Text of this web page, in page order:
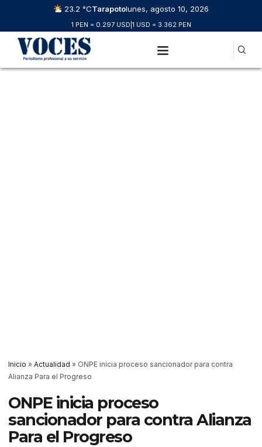
23.2 °CTarapotolunes, agosto 10, 2026
1 PEN = 0.297 USD 1 USD = 3.362 PEN
Inicio » Actualidad » ONPE inicia proceso sancionador para contra
Alianza Para el Progreso
ONPE inicia proceso
sancionador para contra Alianza
Para el Progreso